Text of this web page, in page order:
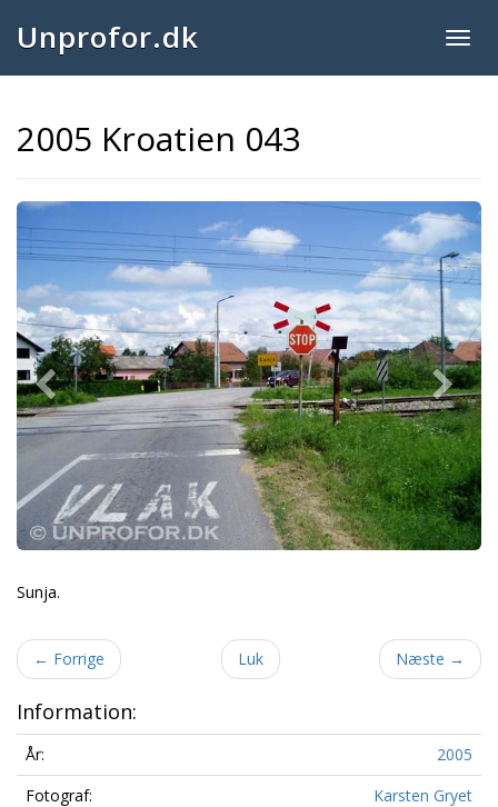
Unprofor.dk
2005 Kroatien 043
Previous Next
Sunja.
← Forrige Luk Næste →
Information:
År:
2005
Fotograf:
Karsten Gryet